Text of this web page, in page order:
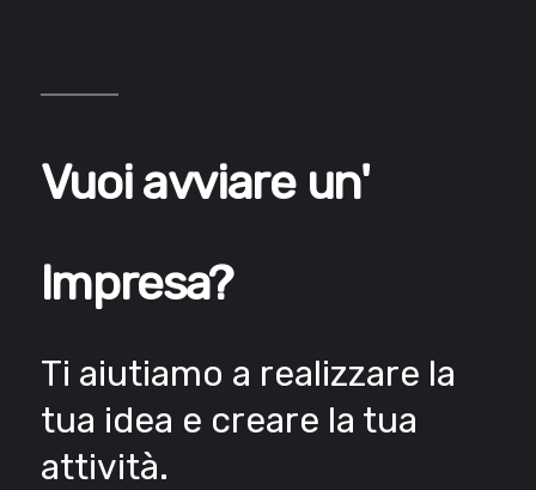
Vuoi avviare un'
Impresa?
Ti aiutiamo a realizzare la
tua idea e creare la tua
attività.